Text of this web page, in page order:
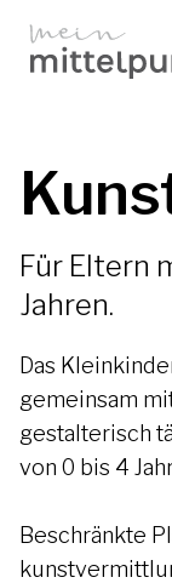
Für Eltern
Jahren.
Das
gemeinsam
gestalterisch
von 0 bis 4
Beschränkte